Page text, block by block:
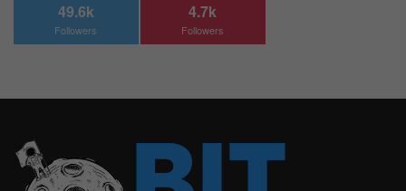
49.6k
Followers
4.7k
Followers